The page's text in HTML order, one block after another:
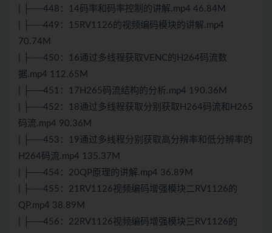
| ├──448：14码率和码率控制的讲解.mp4 46.84M
| ├──449：15RV1126的视频编码模块的讲解.mp4
70.74M
| ├──450：16通过多线程获取VENC的H264码流数
据.mp4 112.65M
| ├──451：17H265码流结构的分析.mp4 190.36M
| ├──452：18通过多线程获取分别获取H264码流和H265
码流.mp4 90.36M
| ├──453：19通过多线程分别获取高分辨率和低分辨率的
H264码流.mp4 135.37M
| ├──454：20QP原理的讲解.mp4 36.89M
| ├──455：21RV1126视频编码增强模块二RV1126的
QP.mp4 38.89M
| ├──456：22RV1126视频编码增强模块三RV1126的